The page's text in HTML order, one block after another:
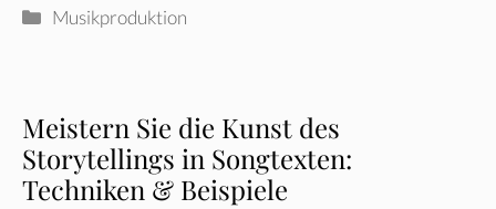
Kategorien
Musikproduktion
Meistern Sie die Kunst des
Storytellings in Songtexten:
Techniken & Beispiele